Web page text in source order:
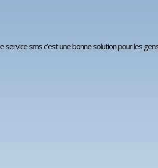
sms c’est une bonne solution pour les